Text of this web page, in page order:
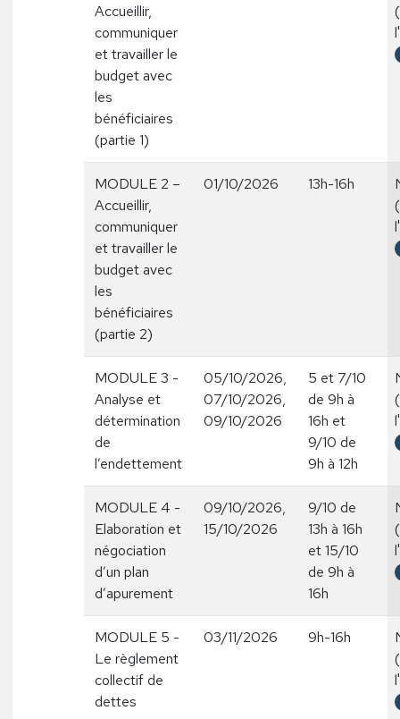
Accueillir,
communiquer
et travailler le
budget avec
les
bénéficiaires
(partie 1)
MODULE 2 –
Accueillir,
communiquer
et travailler le
budget avec
les
bénéficiaires
(partie 2)
01/10/2026 13h-16h
MODULE 3 -
Analyse et
détermination
de
l’endettement
05/10/2026,
07/10/2026,
09/10/2026
5 et 7/10
de 9h à
16h et
9/10 de
9h à 12h
MODULE 4 -
Elaboration et
négociation
d’un plan
d’apurement
09/10/2026,
15/10/2026
9/10 de
13h à 16h
et 15/10
de 9h à
16h
MODULE 5 -
Le règlement
collectif de
dettes
03/11/2026 9h-16h